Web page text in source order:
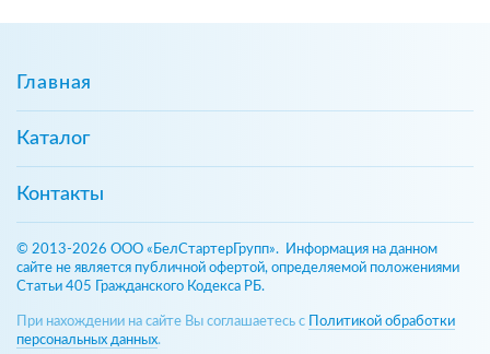
Главная
Каталог
Контакты
© 2013-2026 ООО «БелСтартерГрупп». Информация на данном
сайте не является публичной офертой, определяемой положениями
Статьи 405 Гражданского Кодекса РБ.
При нахождении на сайте Вы соглашаетесь с
Политикой обработки
персональных данных.